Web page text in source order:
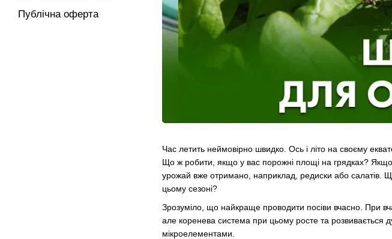
Час летить неймовірно швидко. Ось і літо на своєму
Що ж робити, якщо у вас порожні площі на грядках? Якщо
урожай вже отримано, наприклад, редиски або салатів.
цьому сезоні?
Зрозуміло, що найкраще проводити посіви вчасно. При
але коренева система при цьому росте та розвивається
мікроелементами.
Публічна оферта